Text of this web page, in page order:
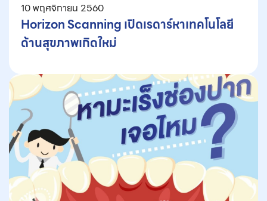
10 พฤศจิกายน 2560
Horizon Scanning เปิดเรดาร์หาเทคโนโลยี
ด้านสุขภาพเกิดใหม่